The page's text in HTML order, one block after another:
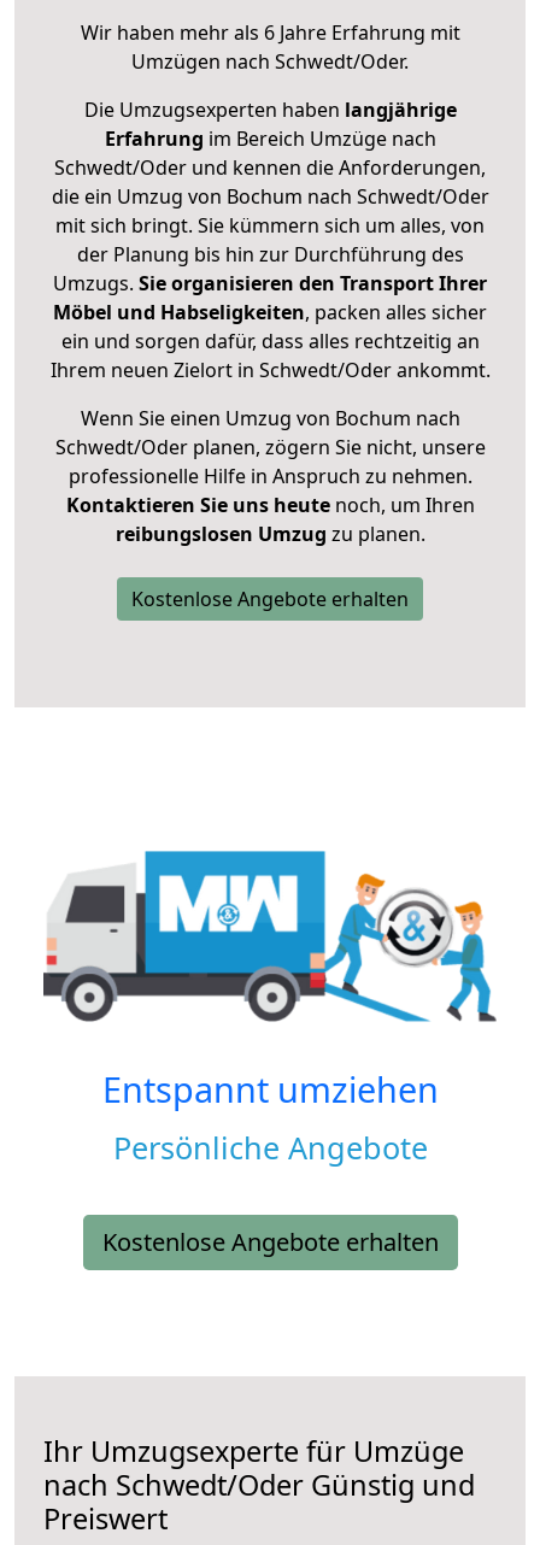
Wir haben mehr als 6 Jahre Erfahrung mit
Umzügen nach Schwedt/Oder.
Die Umzugsexperten haben langjährige
Erfahrung im Bereich Umzüge nach
Schwedt/Oder und kennen die Anforderungen,
die ein Umzug von Bochum nach Schwedt/Oder
mit sich bringt. Sie kümmern sich um alles, von
der Planung bis hin zur Durchführung des
Umzugs. Sie organisieren den Transport Ihrer
Möbel und Habseligkeiten, packen alles sicher
ein und sorgen dafür, dass alles rechtzeitig an
Ihrem neuen Zielort in Schwedt/Oder ankommt.
Wenn Sie einen Umzug von Bochum nach
Schwedt/Oder planen, zögern Sie nicht, unsere
professionelle Hilfe in Anspruch zu nehmen.
Kontaktieren Sie uns heutenoch, um Ihren
reibungslosen Umzug zu planen.
Kostenlose Angebote erhalten
Entspannt umziehen
Persönliche Angebote
Kostenlose Angebote erhalten
Ihr Umzugsexperte für Umzüge
nach Schwedt/Oder Günstig und
Preiswert